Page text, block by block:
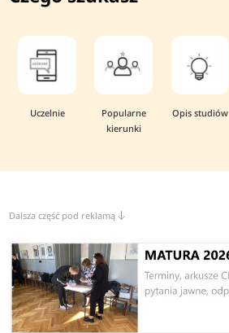
Uczelnie
Popularne
kierunki
Opis studiów
Dalsza część pod reklamą